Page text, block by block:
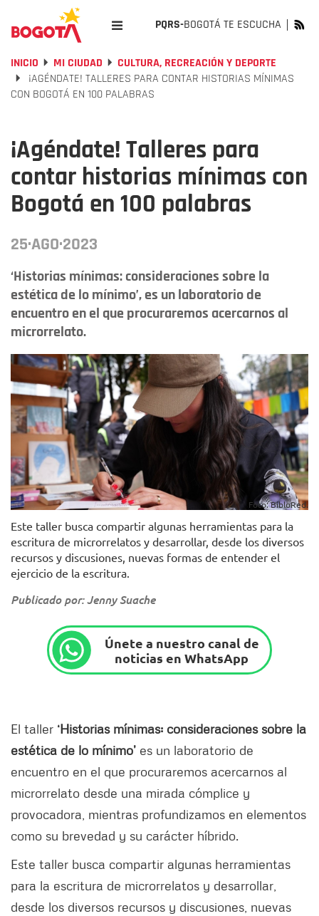
PQRS-BOGOTÁ TE ESCUCHA
INICIO MI CIUDAD
CULTURA, RECREACIÓN Y DEPORTE
¡AGÉNDATE! TALLERES PARA CONTAR HISTORIAS MÍNIMAS
CON BOGOTÁ EN 100 PALABRAS
¡Agéndate! Talleres para
contar historias mínimas con
Bogotá en 100 palabras
25·AGO·2023
‘Historias mínimas: consideraciones sobre la
estética de lo mínimo’, es un laboratorio de
encuentro en el que procuraremos acercarnos al
microrrelato.
Foto: BibloRed.
Este taller busca compartir algunas herramientas para la
escritura de microrrelatos y desarrollar, desde los diversos
recursos y discusiones, nuevas formas de entender el
ejercicio de la escritura.
Publicado por: Jenny Suache
Únete a nuestro canal de
noticias en WhatsApp
El taller ‘Historias mínimas: consideraciones sobre la
estética de lo mínimo’ es un laboratorio de
encuentro en el que procuraremos acercarnos al
microrrelato desde una mirada cómplice y
provocadora, mientras profundizamos en elementos
como su brevedad y su carácter híbrido.
Este taller busca compartir algunas herramientas
para la escritura de microrrelatos y desarrollar,
desde los diversos recursos y discusiones, nuevas